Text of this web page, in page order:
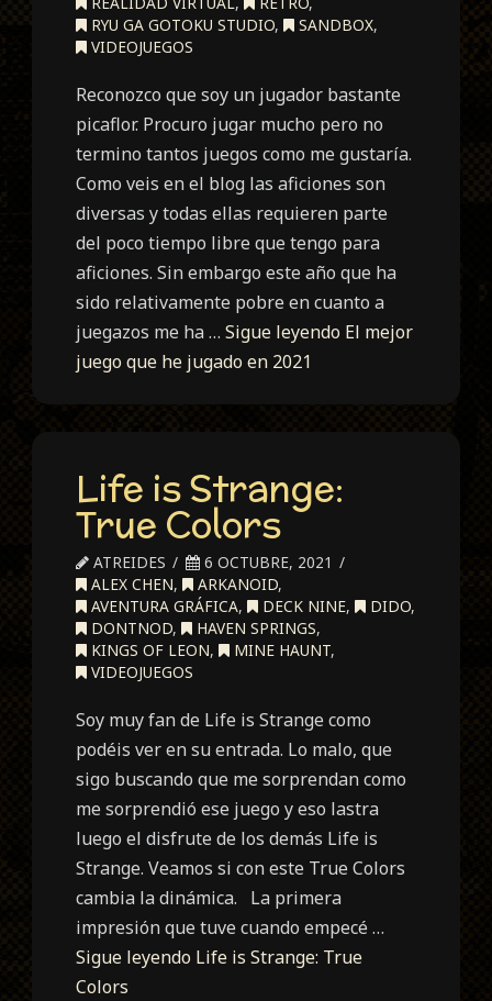
RYU GA GOTOKU STUDIO, SANDBOX,
VIDEOJUEGOS
Reconozco que soy un jugador bastante
picaflor. Procuro jugar mucho pero no
termino tantos juegos como me gustaría.
Como veis en el blog las aficiones son
diversas y todas ellas requieren parte
del poco tiempo libre que tengo para
aficiones. Sin embargo este año que ha
sido relativamente pobre en cuanto a
juegazos me ha …Sigue leyendo El mejor
juego que he jugado en 2021
Life is Strange:
True Colors
ATREIDES
6 OCTUBRE, 2021
ALEX CHEN, ARKANOID,
AVENTURA GRÁFICA, DECK NINE, DIDO,
DONTNOD, HAVEN SPRINGS,
KINGS OF LEON, MINE HAUNT,
VIDEOJUEGOS
Soy muy fan de Life is Strange como
podéis ver en su entrada. Lo malo, que
sigo buscando que me sorprendan como
me sorprendió ese juego y eso lastra
luego el disfrute de los demás Life is
Strange. Veamos si con este True Colors
cambia la dinámica. La primera
impresión que tuve cuando empecé …
Sigue leyendo Life is Strange: True
Colors